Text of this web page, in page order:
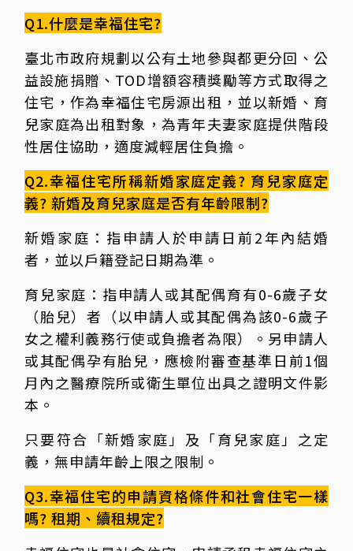
Q1.什麼是幸福住宅?
臺北市政府規劃以公有土地參與都更分回、公
益設施捐贈、TOD增額容積獎勵等方式取得之
住宅，作為幸福住宅房源出租，並以新婚、育
兒家庭為出租對象，為青年夫妻家庭提供階段
性居住協助，適度減輕居住負擔。
Q2.幸福住宅所稱新婚家庭定義? 育兒家庭定
義? 新婚及育兒家庭是否有年齡限制?
新婚家庭：指申請人於申請日前2年內結婚
者，並以戶籍登記日期為準。
育兒家庭：指申請人或其配偶育有0-6歲子女
（胎兒）者（以申請人或其配偶為該0-6歲子
女之權利義務行使或負擔者為限）。另申請人
或其配偶孕有胎兒，應檢附審查基準日前1個
月內之醫療院所或衛生單位出具之證明文件影
本。
只要符合「新婚家庭」及「育兒家庭」之定
義，無申請年齡上限之限制。
Q3.幸福住宅的申請資格條件和社會住宅一樣
嗎? 租期、續租規定?